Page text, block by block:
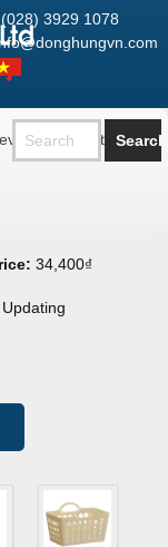
3929 1078
Pantry
không
34,400₫
Updating